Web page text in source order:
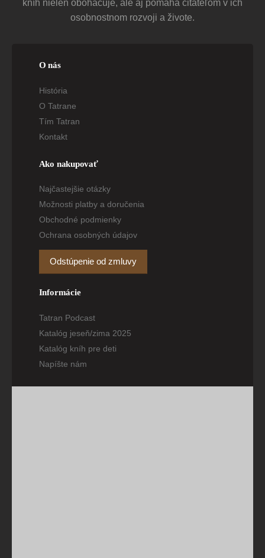
kníh nielen obohacuje, ale aj pomáha čitateľom v ich
osobnostnom rozvoji a živote.
O nás
História
O Tatrane
Tím Tatran
Kontakt
Ako nakupovať
Najčastejšie otázky
Možnosti platby a doručenia
Obchodné podmienky
Ochrana osobných údajov
Odstúpenie od zmluvy
Informácie
Tatran Podcast
Katalóg jeseň/zima 2025
Katalóg kníh pre deti
Napíšte nám